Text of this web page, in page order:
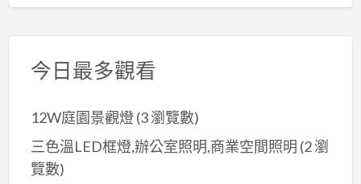
今日最多觀看
12W庭園景觀燈(3 瀏覽數)
三色溫LED框燈,辦公室照明,商業空間照明 (2 瀏
覽數)